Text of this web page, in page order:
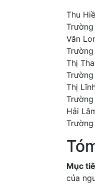
Thu
Văn
Thị
Thị
Hải
Mục
của